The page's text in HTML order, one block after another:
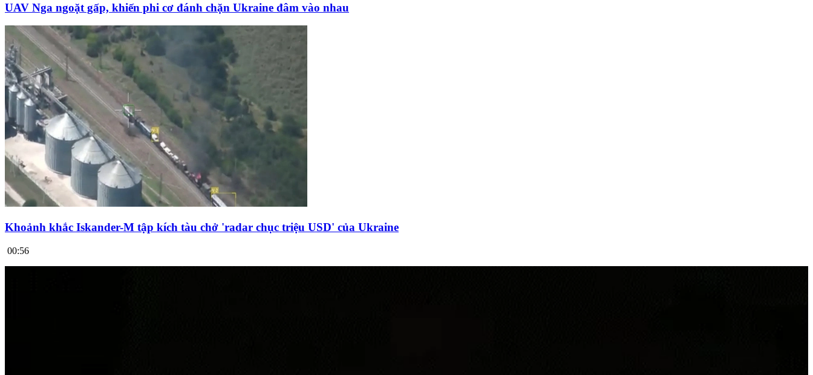
UAV Nga ngoặt gấp, khiến phi cơ đánh chặn Ukraine đâm vào nhau
Khoảnh khắc Iskander-M tập kích tàu chở 'radar chục triệu USD' của Ukraine
00:56